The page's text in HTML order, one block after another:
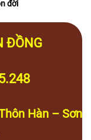
đời
ĐỒNG
Hàn – Sơn